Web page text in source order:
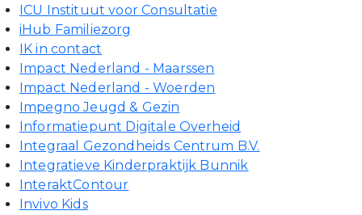
ICU Instituut voor Consultatie
iHub Familiezorg
IK in contact
Impact Nederland - Maarssen
Impact Nederland - Woerden
Impegno Jeugd & Gezin
Informatiepunt Digitale Overheid
Integraal Gezondheids Centrum B.V.
Integratieve Kinderpraktijk Bunnik
InteraktContour
Invivo Kids